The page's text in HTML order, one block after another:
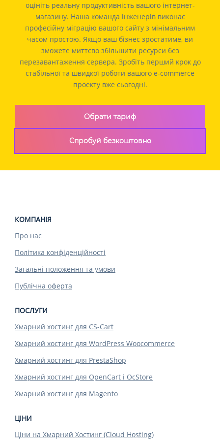
оцініть реальну продуктивність вашого інтернет-
магазину. Наша команда інженерів виконає
професійну міграцію вашого сайту з мінімальним
часом простою. Якщо ваш бізнес зростатиме, ви
зможете миттєво збільшити ресурси без
перезавантаження сервера. Зробіть перший крок до
стабільної та швидкої роботи вашого e-commerce
проекту вже сьогодні.
Обрати тариф
Спробуй безкоштовно
КОМПАНІЯ
Про нас
Політика конфіденційності
Загальні положення та умови
Публічна оферта
ПОСЛУГИ
Хмарний хостинг для CS-Cart
Хмарний хостинг для WordPress Woocommerce
Хмарний хостинг для PrestaShop
Хмарний хостинг для OpenCart і OcStore
Хмарний хостинг для Magento
ЦІНИ
Ціни на Хмарний Хостинг (Cloud Hosting)